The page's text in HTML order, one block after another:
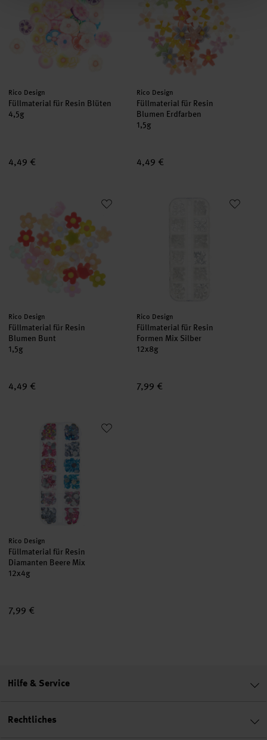
Hersteller:
Rico Design
Füllmaterial für Resin Blüten
4,5g
4,49 €
Hersteller:
Rico Design
Füllmaterial für Resin
Blumen Erdfarben
1,5g
4,49 €
Füllmaterial für Resin Blumen Bunt
Hersteller:
Rico Design
Füllmaterial für Resin
Blumen Bunt
1,5g
4,49 €
Füllmaterial für Resin Formen
Hersteller:
Rico Design
Füllmaterial für Resin
Formen Mix Silber
12x8g
7,99 €
Füllmaterial für Resin Diamanten Beere Mix
Hersteller:
Rico Design
Füllmaterial für Resin
Diamanten Beere Mix
12x4g
7,99 €
Hilfe & Service
Rechtliches